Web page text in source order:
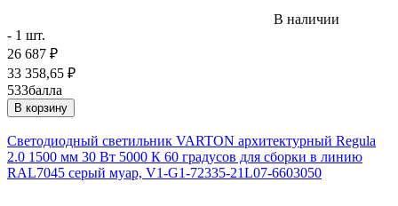
В наличии
- 1 шт.
26 687 ₽
33 358,65 ₽
533балла
В корзину
Светодиодный светильник VARTON архитектурный Regula
2.0 1500 мм 30 Вт 5000 К 60 градусов для сборки в линию
RAL7045 серый муар, V1-G1-72335-21L07-6603050